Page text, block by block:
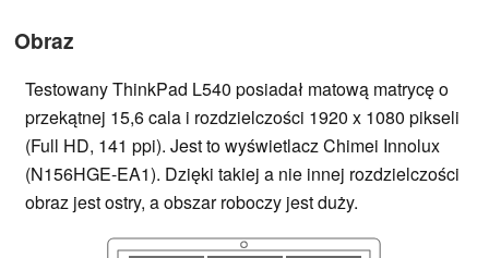
Obraz
Testowany ThinkPad L540 posiadał matową matrycę o
przekątnej 15,6 cala i rozdzielczości 1920 x 1080 pikseli
(Full HD, 141 ppi). Jest to wyświetlacz Chimei Innolux
(N156HGE-EA1). Dzięki takiej a nie innej rozdzielczości
obraz jest ostry, a obszar roboczy jest duży.